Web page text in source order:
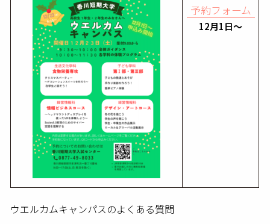
予約フォーム
12月1日～
ウエルカムキャンパスのよくある質問